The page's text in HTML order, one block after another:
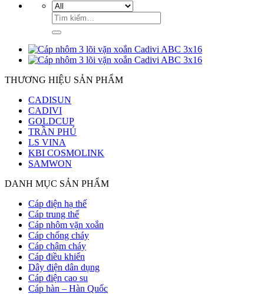
THƯƠNG HIỆU SẢN PHẨM
CADISUN
CADIVI
GOLDCUP
TRẦN PHÚ
LS VINA
KBI COSMOLINK
SAMWON
DANH MỤC SẢN PHẨM
Cáp điện hạ thế
Cáp trung thế
Cáp nhôm vặn xoắn
Cáp chống cháy
Cáp chậm cháy
Cáp điều khiển
Dây điện dân dụng
Cáp điện cao su
Cáp hàn – Hàn Quốc